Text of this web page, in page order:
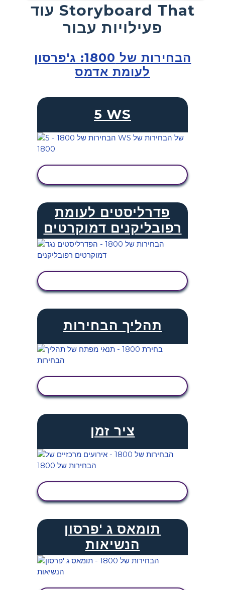
עוד Storyboard That
פעילויות עבור
הבחירות של 1800: ג'פרסון
לעומת אדמס
5 WS
פדרליסטים לעומת
רפובליקנים דמוקרטים
תהליך הבחירות
ציר זמן
תומאס ג 'פרסון
הנשיאות